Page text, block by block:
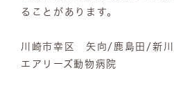
ることがあります。
川崎市幸区 矢向/鹿島田/新川
エアリーズ動物病院